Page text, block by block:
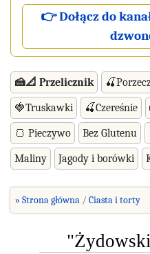
👉 Dołącz do
🍰📐 Przelicznik
🍓Truskawki 🍒Czereśnie
🍞 Pieczywo Bez Glutenu
Maliny Jagody i borówki
» Strona główna Ciasta i torty